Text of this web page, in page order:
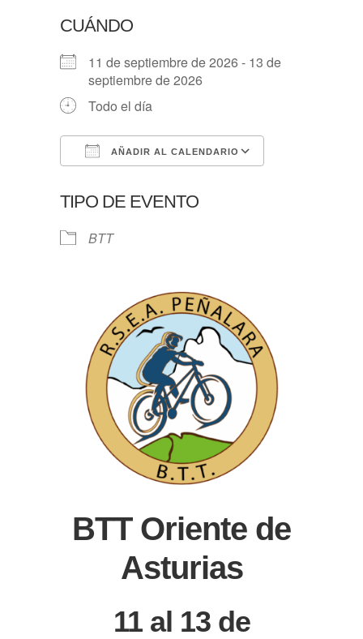
CUÁNDO
11 de septiembre de 2026 - 13 de
septiembre de 2026
Todo el día
AÑADIR AL CALENDARIO
TIPO DE EVENTO
BTT
BTT Oriente de
Asturias
11 al 13 de